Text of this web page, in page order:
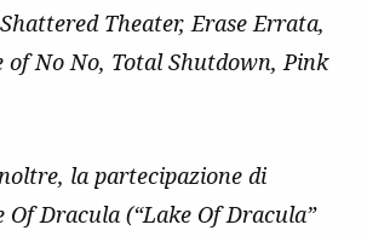
Theater, Erase Errata,
of No No, Total Shutdown, Pink
la partecipazione di
Of Dracula (“Lake Of Dracula”